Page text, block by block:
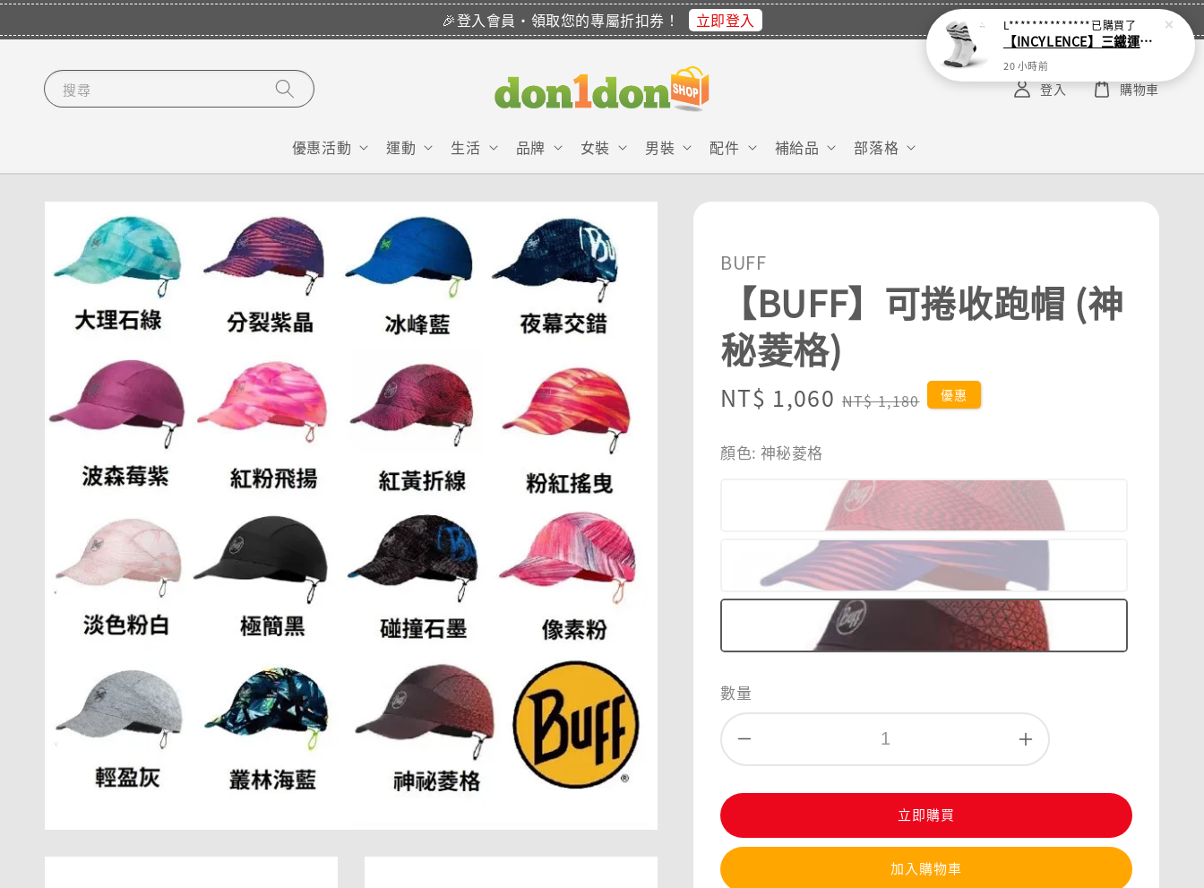
🎉登入會員・領取您的專屬折扣券！ 立即登入
搜尋
優惠活動 運動 生活 品牌 女裝 男裝 配件 補給品 部落格
登入 購物車
BUFF
【BUFF】可捲收跑帽 (神
秘菱格)
Sale
NT$ 1,060 Regular
NT$ 1,180 優惠
顏色: 神秘菱格
數量
立即購買
加入購物車
L**************已購買了
【INCYLENCE】三鐵運動機能襪 Waves White
20 小時前